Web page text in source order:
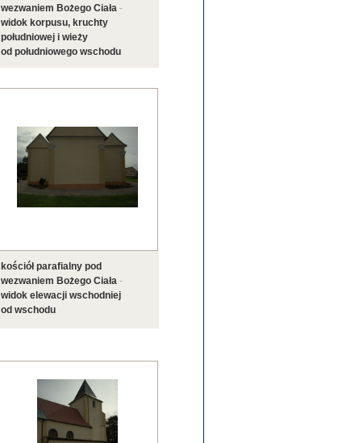
wezwaniem Bożego Ciała -
widok korpusu, kruchty
południowej i wieży
od południowego wschodu
kościół parafialny pod
wezwaniem Bożego Ciała -
widok elewacji wschodniej
od wschodu